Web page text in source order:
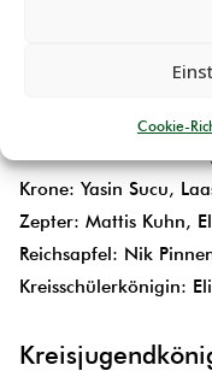
Cookie-
Zepter: Max
König: Nico Linde,
Krone: Yasin Sucu,
Zepter: Mattis Kuhn,
Reichsapfel: Nik
Kreisschülerkönigin: